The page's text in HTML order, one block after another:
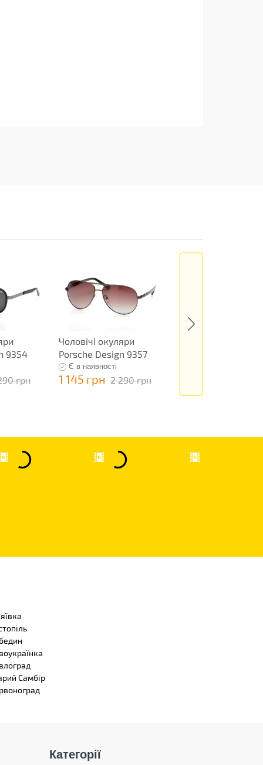
9354
грн
Чоловічі окуляри
Porsche Design 9357
Є в наявності
1 145 грн 2 290 грн
Самбір
Категорії